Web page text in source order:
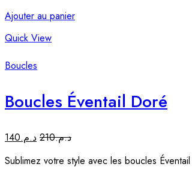
Ajouter au panier
Quick View
Boucles
Boucles Éventail Doré
د.م.140 د.م.210
Sublimez votre style avec les boucles